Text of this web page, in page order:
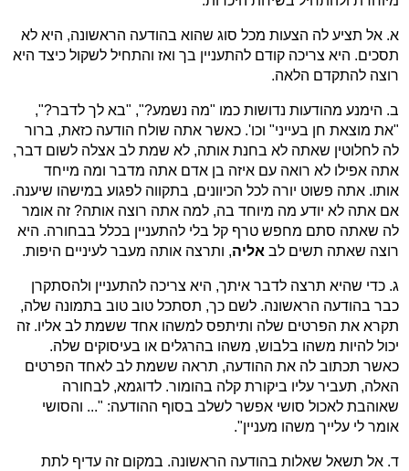
א. אל תציע לה הצעות מכל סוג שהוא בהודעה הראשונה, היא לא
תסכים. היא צריכה קודם להתעניין בך ואז והתחיל לשקול כיצד היא
רוצה להתקדם הלאה.
ב. הימנע מהודעות נדושות כמו "מה נשמע?", "בא לך לדבר?",
"את מוצאת חן בעייני" וכו'. כאשר אתה שולח הודעה כזאת, ברור
לה לחלוטין שאתה לא בחנת אותה, לא שמת לב אצלה לשום דבר,
אתה אפילו לא רואה עם איזה בן אדם אתה מדבר ומה מייחד
אותו. אתה פשוט יורה לכל הכיוונים, בתקווה לפגוע במישהו שיענה.
אם אתה לא יודע מה מיוחד בה, למה אתה רוצה אותה? זה אומר
לה שאתה סתם מחפש טרף קל בלי להתעניין בכלל בבחורה. היא
רוצה שאתה תשים לב אליה, ותרצה אותה מעבר לעיניים היפות.
ג. כדי שהיא תרצה לדבר איתך, היא צריכה להתעניין ולהסתקרן
כבר בהודעה הראשונה. לשם כך, תסתכל טוב טוב בתמונה שלה,
תקרא את הפרטים שלה ותיתפס למשהו אחד ששמת לב אליו. זה
יכול להיות משהו בלבוש, משהו בהרגלים או בעיסוקים שלה.
כאשר תכתוב לה את ההודעה, תראה ששמת לב לאחד הפרטים
האלה, תעביר עליו ביקורת קלה בהומור. לדוגמא, לבחורה
שאוהבת לאכול סושי אפשר לשלב בסוף ההודעה: "... והסושי
אומר לי עלייך משהו מעניין".
ד. אל תשאל שאלות בהודעה הראשונה. במקום זה עדיף לתת